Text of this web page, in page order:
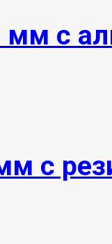
мм с
с